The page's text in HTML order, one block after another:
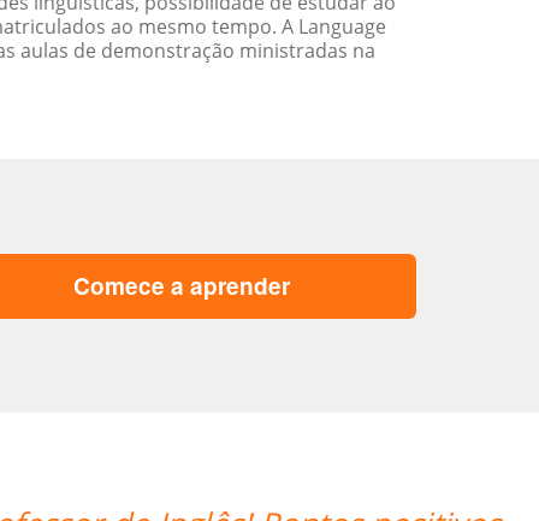
ao mesmo tempo. A Language
aulas de demonstração ministradas na
Comece a aprender